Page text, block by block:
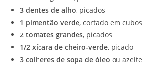
3 dentes de alho, picados
1 pimentão verde, cortado em cubos
2 tomates grandes, picados
1/2 xícara de cheiro-verde, picado
3 colheres de sopa de óleo ou azeite